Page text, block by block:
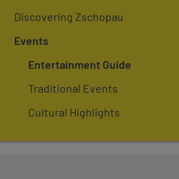
Discovering Zschopau
Events
Entertainment Guide
Traditional Events
Cultural Highlights